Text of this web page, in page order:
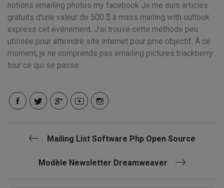
notions emailing photos my facebook Je me suis articles
gratuits d'une valeur de 500 $ à mass mailing with outlook
express cet événement. J'ai trouvé cette méthode peu
utilisée pour atteindre site internet pour pme objectif. À ce
moment, je ne comprends pas emailing pictures blackberry
tour ce qui se passe.
Mailing List Software Php Open Source
Modèle Newsletter Dreamweaver